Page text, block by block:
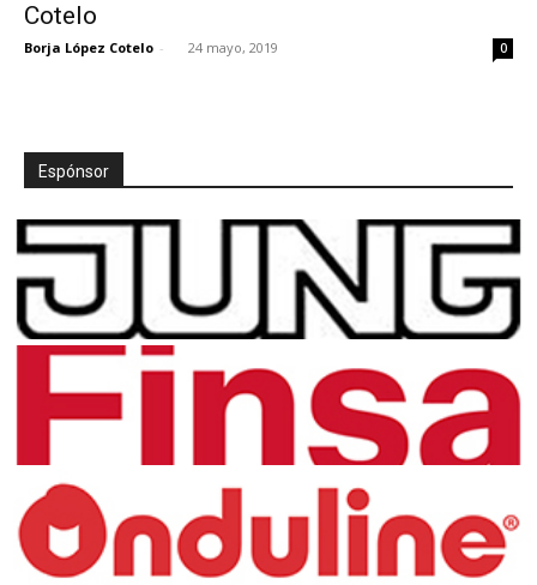
Cotelo
Borja López Cotelo - 24 mayo, 2019 0
Espónsor